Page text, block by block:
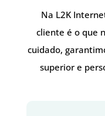
Na L2K
cliente é o que
cuidado,
superior e